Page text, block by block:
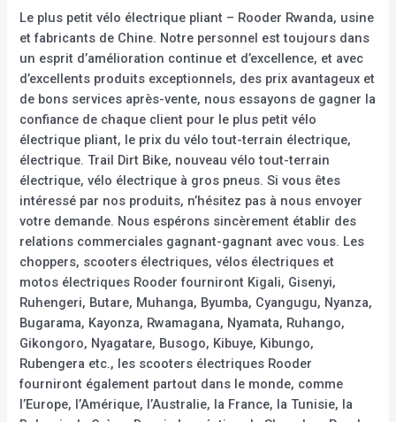
Le plus petit vélo électrique pliant – Rooder Rwanda, usine
et fabricants de Chine. Notre personnel est toujours dans
un esprit d’amélioration continue et d’excellence, et avec
d’excellents produits exceptionnels, des prix avantageux et
de bons services après-vente, nous essayons de gagner la
confiance de chaque client pour le plus petit vélo
électrique pliant, le prix du vélo tout-terrain électrique,
électrique. Trail Dirt Bike, nouveau vélo tout-terrain
électrique, vélo électrique à gros pneus. Si vous êtes
intéressé par nos produits, n’hésitez pas à nous envoyer
votre demande. Nous espérons sincèrement établir des
relations commerciales gagnant-gagnant avec vous. Les
choppers, scooters électriques, vélos électriques et
motos électriques Rooder fourniront Kigali, Gisenyi,
Ruhengeri, Butare, Muhanga, Byumba, Cyangugu, Nyanza,
Bugarama, Kayonza, Rwamagana, Nyamata, Ruhango,
Gikongoro, Nyagatare, Busogo, Kibuye, Kibungo,
Rubengera etc., les scooters électriques Rooder
fourniront également partout dans le monde, comme
l’Europe, l’Amérique, l’Australie, la France, la Tunisie, la